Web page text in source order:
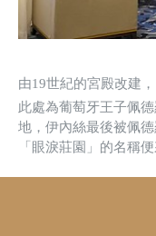
由19世紀的宮殿改建
此處為葡萄牙王子佩
地，伊內絲最後被佩
「眼淚莊園」的名稱